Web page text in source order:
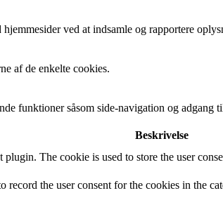
ved at indsamle og rapportere
af de enkelte cookies.
funktioner såsom side-navigation og adgang
Beskrivelse
The cookie is used to store the user
record the user consent for the cookies in the